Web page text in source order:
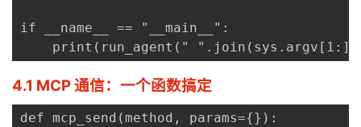
if __name__ == "__main__":
print(run_agent(" ".join(sys.argv[1:])
4.1 MCP 通信：一个函数搞定
def mcp_send(method, params={}):